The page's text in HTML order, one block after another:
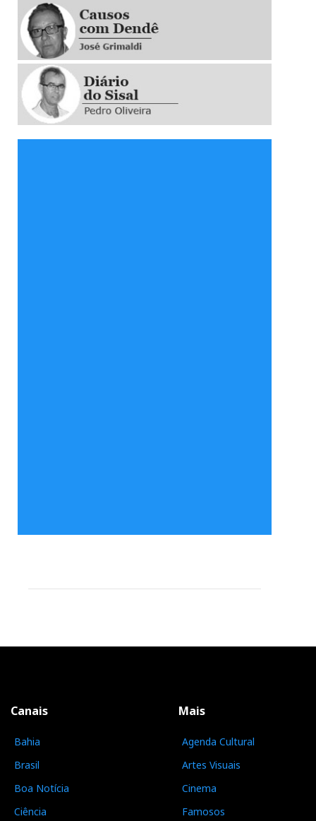
Canais
Bahia
Brasil
Boa Notícia
Ciência
Mais
Agenda Cultural
Artes Visuais
Cinema
Famosos